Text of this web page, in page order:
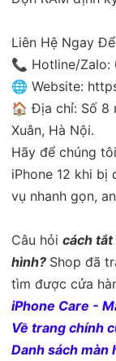
Liên Hệ Ngay
📞 Hotline/Zalo:
🌐 Website:
🏠 Địa chỉ: Số 8
Xuân, Hà Nội.
Hãy để chúng
iPhone 12 khi
vụ nhanh gọn,
Câu hỏi cách tắt
hình? Shop đã
tìm được cửa
iPhone Care -
Về trang chính
Danh sách màn